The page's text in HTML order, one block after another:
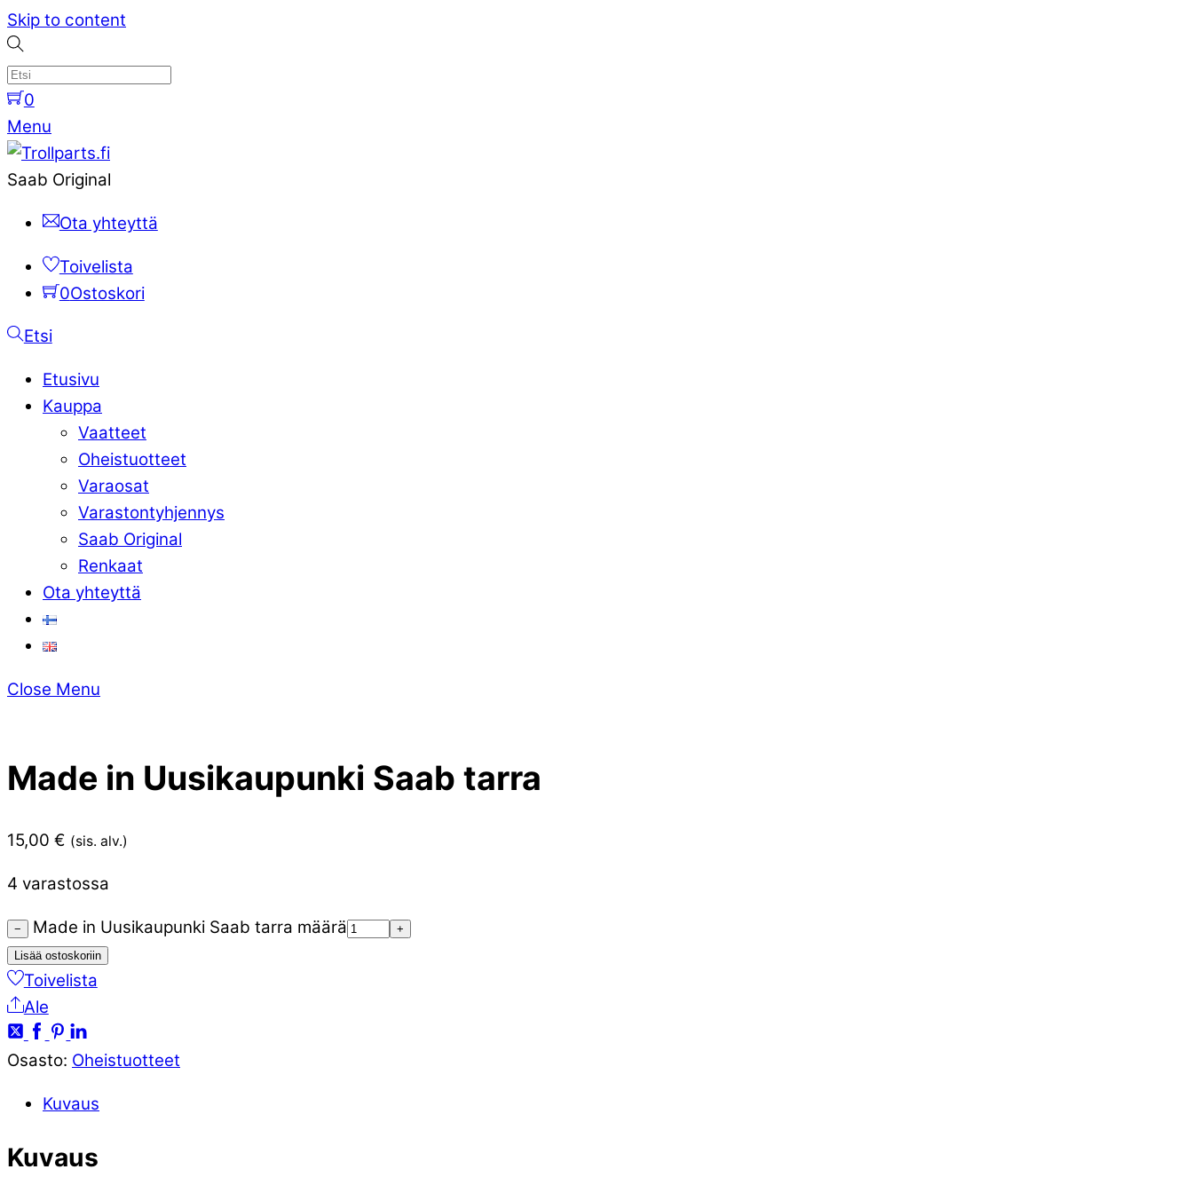
Skip to content
0
Menu
Saab Original
Ota yhteyttä
Toivelista
0Ostoskori
Etsi
Etusivu
Kauppa
Vaatteet
Oheistuotteet
Varaosat
Varastontyhjennys
Saab Original
Renkaat
Ota yhteyttä
Close Menu
Made in Uusikaupunki Saab tarra
15,00 € (sis. alv.)
4 varastossa
− Made in Uusikaupunki Saab tarra määrä
+
Lisää ostoskoriin
Toivelista
Ale
Osasto: Oheistuotteet
Kuvaus
Kuvaus